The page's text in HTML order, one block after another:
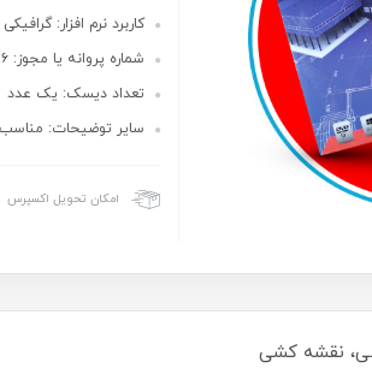
کاربرد نرم افزار:
شماره پروانه یا مجوز: ۱۶-۰۱۰۷-۰۴۹۶۸
تعداد دیسک: یک عدد
سایر توضیحات:
امکان تحویل اکسپرس
:گرافیکی،